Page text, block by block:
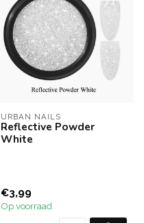
URBAN NAILS
Reflective Powder
White
€3,99
Op voorraad